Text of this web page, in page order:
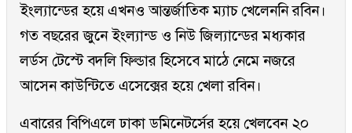
ইংল্যান্ডের হয়ে এখনও আন্তর্জাতিক ম্যাচ খেলেননি রবিন।
গত বছরের জুনে ইংল্যান্ড ও নিউ জিল্যান্ডের মধ্যকার
লর্ডস টেস্টে বদলি ফিল্ডার হিসেবে মাঠে নেমে নজরে
আসেন কাউন্টিতে এসেক্সের হয়ে খেলা রবিন।
এবারের বিপিএলে ঢাকা ডমিনেটর্সের হয়ে খেলবেন ২০